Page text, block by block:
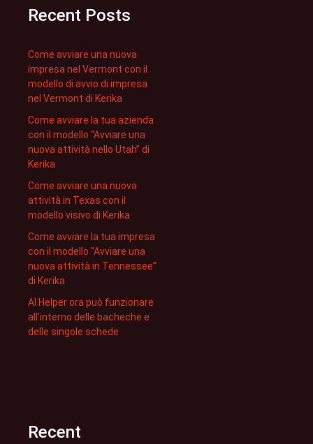
Recent Posts
Come avviare una nuova
impresa nel Vermont con il
modello di avvio di impresa
nel Vermont di Kerika
Come avviare la tua azienda
con il modello “Avviare una
nuova attività nello Utah” di
Kerika
Come avviare una nuova
attività in Texas con il
modello visivo di Kerika
Come avviare la tua impresa
con il modello “Avviare una
nuova attività in Tennessee”
di Kerika
AI Helper ora può funzionare
all’interno delle bacheche e
delle singole schede
Recent